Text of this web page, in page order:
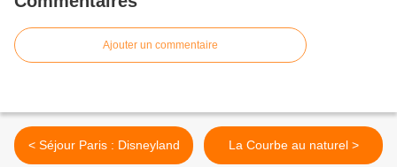
Ajouter un commentaire
< Séjour Paris : Disneyland La Courbe au naturel >